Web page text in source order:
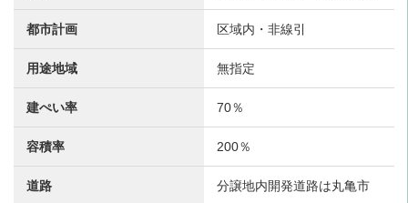
都市計画 区域内・非線引
用途地域 無指定
建ぺい率 70％
容積率 200％
道路
分譲地内開発道路は丸亀市